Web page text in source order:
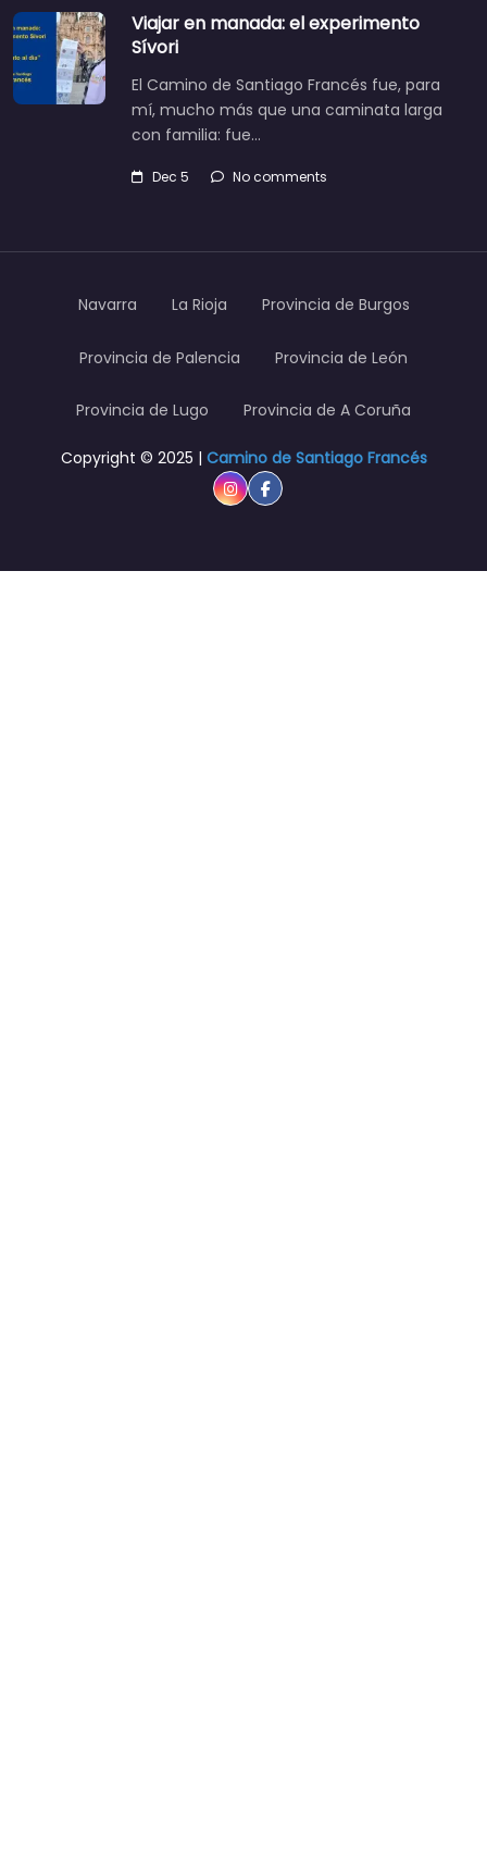
Viajar en manada: el experimento
Sívori
El Camino de Santiago Francés fue, para
mí, mucho más que una caminata larga
con familia: fue…
Dec 5 No comments
Navarra La Rioja Provincia de Burgos
Provincia de Palencia Provincia de León
Provincia de Lugo Provincia de A Coruña
Copyright © 2025 | Camino de Santiago Francés